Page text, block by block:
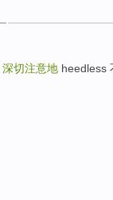
深切注意地 heedless